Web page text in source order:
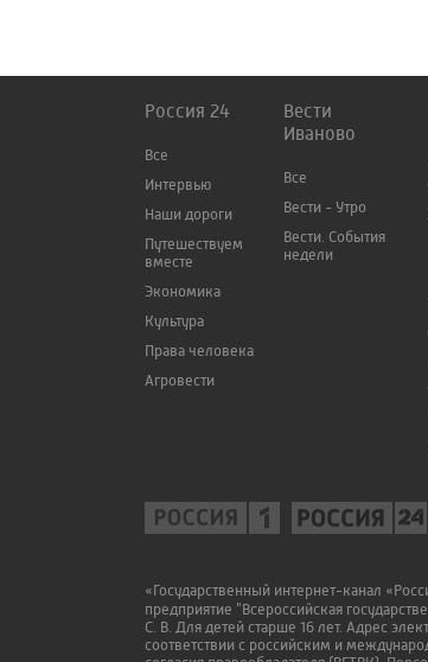
Россия 24
Все
Интервью
Наши дороги
Путешествуем
вместе
Экономика
Культура
Права человека
Агровести
Вести
Иваново
Все
Вести - Утро
Вести. События
недели
«Государственный интернет-канал
предприятие "Всероссийская
С. В. Для детей старше 16 лет. Адрес
соответствии с российским и